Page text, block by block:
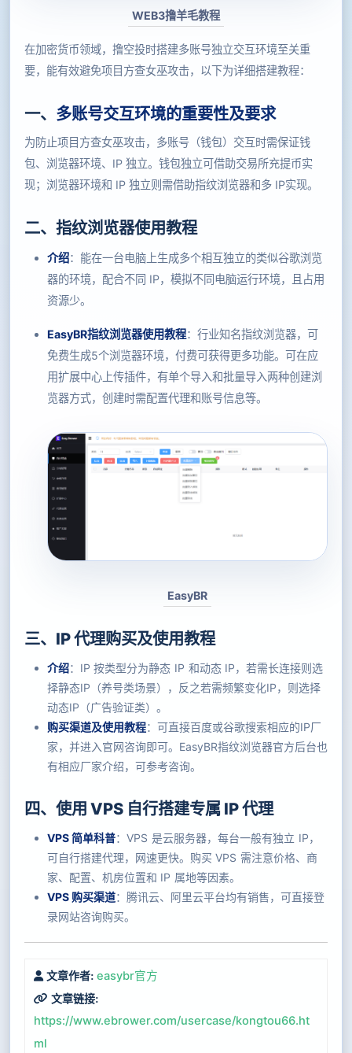
WEB3撸羊毛教程
在加密货币领域，撸空投时搭建多账号独立交互环境至关重
要，能有效避免项目方查女巫攻击，以下为详细搭建教程：
一、 多账号交互环境的重要性及要求
为防止项目方查女巫攻击，多账号（钱包）交互时需保证钱
包、浏览器环境、IP 独立。钱包独立可借助交易所充提币实
现；浏览器环境和 IP 独立则需借助指纹浏览器和多 IP实现。
二、指纹浏览器使用教程
介绍：能在一台电脑上生成多个相互独立的类似谷歌浏览
器的环境，配合不同 IP，模拟不同电脑运行环境，且占用
资源少。
EasyBR指纹浏览器使用教程：行业知名指纹浏览器，可
免费生成5个浏览器环境，付费可获得更多功能。可在应
用扩展中心上传插件，有单个导入和批量导入两种创建浏
览器方式，创建时需配置代理和账号信息等。
EasyBR
三、IP 代理购买及使用教程
介绍：IP 按类型分为静态 IP 和动态 IP，若需长连接则选
择静态IP（养号类场景），反之若需频繁变化IP，则选择
动态IP（广告验证类）。
购买渠道及使用教程：可直接百度或谷歌搜索相应的IP厂
家，并进入官网咨询即可。EasyBR指纹浏览器官方后台也
有相应厂家介绍，可参考咨询。
四、使用 VPS 自行搭建专属 IP 代理
VPS 简单科普：VPS 是云服务器，每台一般有独立 IP，
可自行搭建代理，网速更快。购买 VPS 需注意价格、商
家、配置、机房位置和 IP 属地等因素。
VPS 购买渠道：腾讯云、阿里云平台均有销售，可直接登
录网站咨询购买。
文章作者: easybr官方
文章链接:
https://www.ebrower.com/usercase/kongtou66.ht
ml